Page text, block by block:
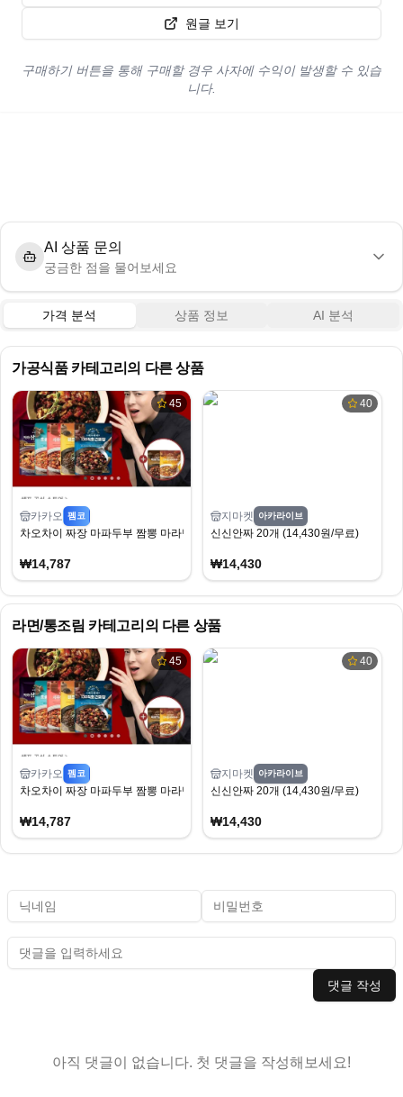
원글 보기
구매하기 버튼을 통해 구매할 경우 사자에 수익이 발생할 수 있습
니다.
AI 상품 문의
궁금한 점을 물어보세요
가격 분석 상품 정보 AI 분석
가공식품카테고리의 다른 상품
45
카카오 펨코
차오차이 짜장 마파두부 짬뽕 마라탕 9개 골라담기(2개 증정)
₩14,787
40
지마켓 아카라이브
신신안짜 20개 (14,430원/무료)
₩14,430
라면/통조림 카테고리의 다른 상품
45
카카오 펨코
차오차이 짜장 마파두부 짬뽕 마라탕 9개 골라담기(2개 증정)
₩14,787
40
지마켓 아카라이브
신신안짜 20개 (14,430원/무료)
₩14,430
댓글 작성
아직 댓글이 없습니다. 첫 댓글을 작성해보세요!